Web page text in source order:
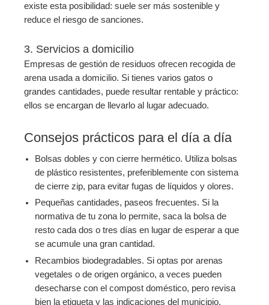
existe esta posibilidad: suele ser más sostenible y
reduce el riesgo de sanciones.
3. Servicios a domicilio
Empresas de gestión de residuos ofrecen recogida de
arena usada a domicilio. Si tienes varios gatos o
grandes cantidades, puede resultar rentable y práctico:
ellos se encargan de llevarlo al lugar adecuado.
Consejos prácticos para el día a día
Bolsas dobles y con cierre hermético. Utiliza bolsas
de plástico resistentes, preferiblemente con sistema
de cierre zip, para evitar fugas de líquidos y olores.
Pequeñas cantidades, paseos frecuentes. Si la
normativa de tu zona lo permite, saca la bolsa de
resto cada dos o tres días en lugar de esperar a que
se acumule una gran cantidad.
Recambios biodegradables. Si optas por arenas
vegetales o de origen orgánico, a veces pueden
desecharse con el compost doméstico, pero revisa
bien la etiqueta y las indicaciones del municipio.